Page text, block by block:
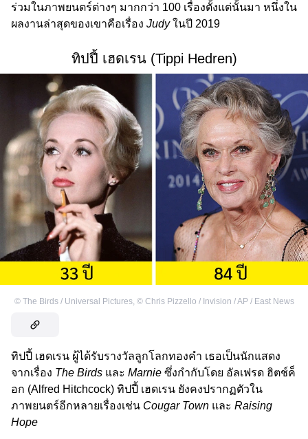
ร่วมในภาพยนตร์ต่างๆ มากกว่า 100 เรื่องตั้งแต่นั้นมา หนึ่งใน
ผลงานล่าสุดของเขาคือเรื่อง Judyในปี 2019
ทิปปี้ เฮดเรน (Tippi Hedren)
© The Birds / Universal Pictures, © Chris Pizzello / Invision / AP / East News
ทิปปี้ เฮดเรน ผู้ได้รับรางวัลลูกโลกทองคำ เธอเป็นนักแสดง
จากเรื่อง The Birds และ Marnie ซึ่งกำกับโดย อัลเฟรด ฮิตช์ค็
อก (Alfred Hitchcock) ทิปปี้ เฮดเรน ยังคงปรากฏตัวใน
ภาพยนตร์อีกหลายเรื่องเช่น Cougar Town และ Raising
Hope